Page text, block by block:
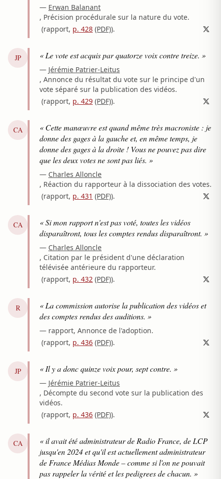
— Erwan Balanant
, Précision procédurale sur la nature du vote.
(rapport, p. 428 (PDF)).
JP « Le vote est acquis par quatorze voix contre treize. »
— Jérémie Patrier-Leitus
, Annonce du résultat du vote sur le principe d'un
vote séparé sur la publication des vidéos.
(rapport, p. 429 (PDF)).
CA
« Cette manœuvre est quand même très macroniste : je
donne des gages à la gauche et, en même temps, je
donne des gages à la droite ! Vous ne pouvez pas dire
que les deux votes ne sont pas liés. »
— Charles Alloncle
, Réaction du rapporteur à la dissociation des votes.
(rapport, p. 431 (PDF)).
CA
« Si mon rapport n'est pas voté, toutes les vidéos
disparaîtront, tous les comptes rendus disparaîtront. »
— Charles Alloncle
, Citation par le président d'une déclaration
télévisée antérieure du rapporteur.
(rapport, p. 432 (PDF)).
R
« La commission autorise la publication des vidéos et
des comptes rendus des auditions. »
— rapport, Annonce de l'adoption.
(rapport, p. 436 (PDF)).
JP « Il y a donc quinze voix pour, sept contre. »
— Jérémie Patrier-Leitus
, Décompte du second vote sur la publication des
vidéos.
(rapport, p. 436 (PDF)).
CA
« il avait été administrateur de Radio France, de LCP
jusqu'en 2024 et qu'il est actuellement administrateur
de France Médias Monde – comme si l'on ne pouvait
pas rappeler la vérité et les pedigrees de chacun. »